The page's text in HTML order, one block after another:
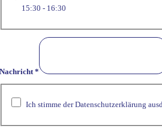
15:30 - 16:30
Nachricht*
Ich stimme der Datenschutzerklärung